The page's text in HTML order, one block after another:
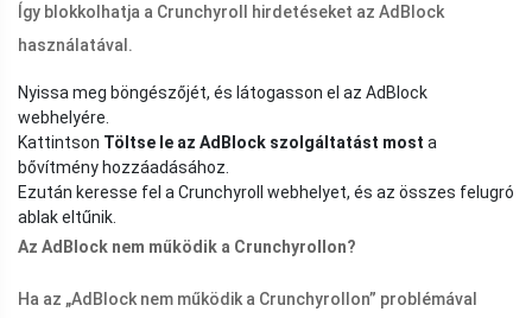
Így blokkolhatja a Crunchyroll hirdetéseket az AdBlock
használatával.
Nyissa meg böngészőjét, és látogasson el az AdBlock
webhelyére.
Kattintson Töltse le az AdBlock szolgáltatást most a
bővítmény hozzáadásához.
Ezután keresse fel a Crunchyroll webhelyet, és az összes felugró
ablak eltűnik.
Az AdBlock nem működik a Crunchyrollon?
Ha az „AdBlock nem működik a Crunchyrollon” problémával